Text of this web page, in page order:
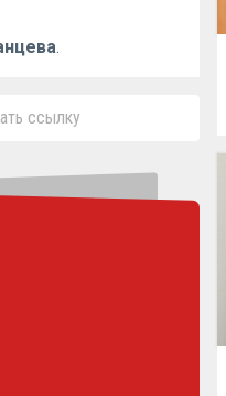
.
ссылку